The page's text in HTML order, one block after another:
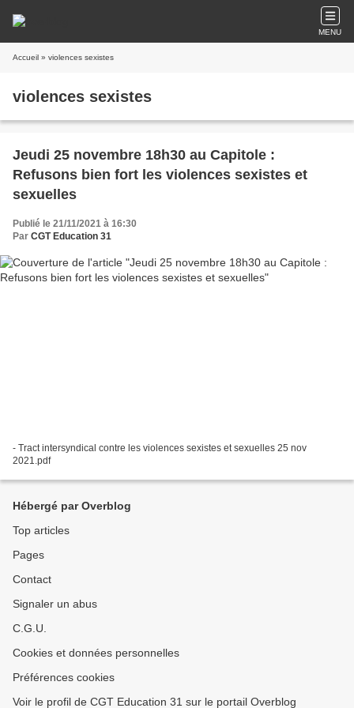
MENU
Accueil » violences sexistes
violences sexistes
Jeudi 25 novembre 18h30 au Capitole :
Refusons bien fort les violences sexistes et
sexuelles
Publié le 21/11/2021 à 16:30
Par CGT Education 31
- Tract intersyndical contre les violences sexistes et sexuelles 25 nov
2021.pdf
Hébergé par Overblog
Top articles
Pages
Contact
Signaler un abus
C.G.U.
Cookies et données personnelles
Préférences cookies
Voir le profil de CGT Education 31 sur le portail Overblog